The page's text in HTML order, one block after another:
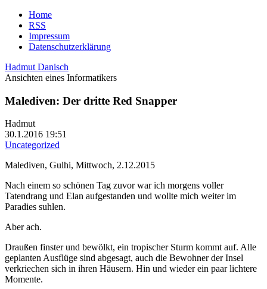
Home
RSS
Impressum
Datenschutzerklärung
Hadmut Danisch
Ansichten eines Informatikers
Malediven: Der dritte Red Snapper
Hadmut
30.1.2016 19:51
Uncategorized
Malediven, Gulhi, Mittwoch, 2.12.2015
Nach einem so schönen Tag zuvor war ich morgens voller
Tatendrang und Elan aufgestanden und wollte mich weiter im
Paradies suhlen.
Aber ach.
Draußen finster und bewölkt, ein tropischer Sturm kommt auf. Alle
geplanten Ausflüge sind abgesagt, auch die Bewohner der Insel
verkriechen sich in ihren Häusern. Hin und wieder ein paar lichtere
Momente.